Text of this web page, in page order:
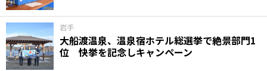
岩手
大船渡温泉、温泉宿ホテル総選挙で絶景部門1
位 快挙を記念しキャンペーン